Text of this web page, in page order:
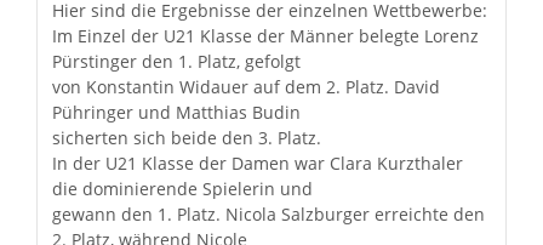
Hier sind die Ergebnisse der einzelnen Wettbewerbe:
Im Einzel der U21 Klasse der Männer belegte Lorenz
Pürstinger den 1. Platz, gefolgt
von Konstantin Widauer auf dem 2. Platz. David
Pühringer und Matthias Budin
sicherten sich beide den 3. Platz.
In der U21 Klasse der Damen war Clara Kurzthaler
die dominierende Spielerin und
gewann den 1. Platz. Nicola Salzburger erreichte den
2. Platz, während Nicole